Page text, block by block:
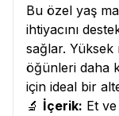
Bu özel yaş
ihtiyacını
sağlar. Yüksek
öğünleri daha
için ideal bir
🔬 İçerik: Et